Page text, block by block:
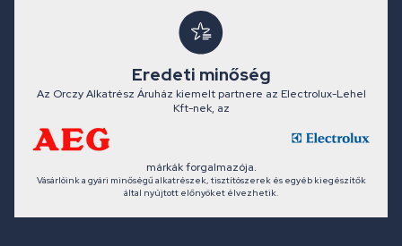
Eredeti minőség
Az Orczy Alkatrész Áruház kiemelt partnere az Electrolux-Lehel
Kft-nek, az
márkák forgalmazója.
Vásárlóink a gyári minőségű alkatrészek, tisztítószerek és egyéb kiegészítők
által nyújtott előnyöket élvezhetik.